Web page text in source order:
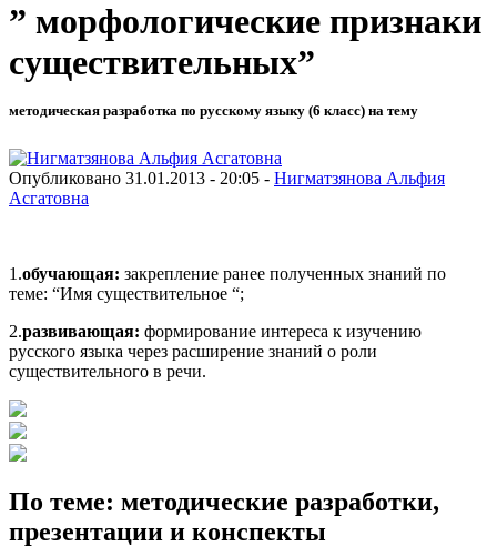
” морфологические признаки
существительных”
методическая разработка по русскому языку (6 класс) на тему
Опубликовано 31.01.2013 - 20:05 - Нигматзянова Альфия
Асгатовна
1.обучающая: закрепление ранее полученных знаний по
теме: “Имя существительное “;
2.развивающая: формирование интереса к изучению
русского языка через расширение знаний о роли
существительного в речи.
По теме: методические разработки,
презентации и конспекты